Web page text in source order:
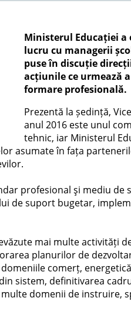
Ministerul Educației a
lucru cu managerii
puse în discuție
acțiunile ce urmează
formare profesională.
Prezentă la ședință,
anul 2016 este unul
tehnic, iar Ministerul
asumate în fața
profesional şi mediu
de suport bugetar,
mai multe activități
planurilor de
comerț,
sistem, definitivarea
domenii de instruire,